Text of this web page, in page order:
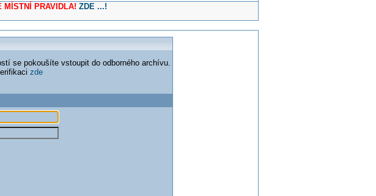
PRAVIDLA! ZDE ...!
se pokoušíte vstoupit do odborného archívu.
zde